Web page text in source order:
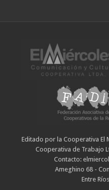
Editado por la Cooperativa El
Cooperativa de Trabajo
Contacto:
Ameghino 68 -
Entre